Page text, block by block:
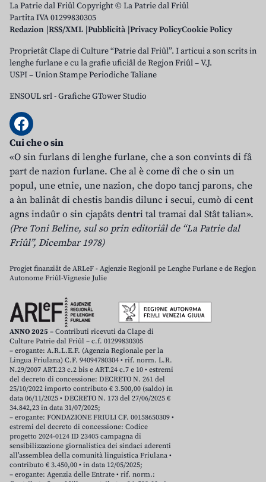
La Patrie dal Friûl Copyright © La Patrie dal Friûl
Partita IVA 01299830305
Redazion RSS/XML Pubblicità Privacy PolicyCookie Policy
Proprietât Clape di Culture “Patrie dal Friûl”. I articui a son scrits in
lenghe furlane e cu la grafie uficiâl de Regjon Friûl – V.J.
USPI – Union Stampe Periodiche Taliane
ENSOUL srl-Grafiche GTower Studio
Cui che o sin
«O sin furlans di lenghe furlane, che a son convints di fâ
part de nazion furlane. Che al è come dî che o sin un
popul, une etnie, une nazion, che dopo tancj parons, che
a àn balinât di chestis bandis dilunc i secui, cumò di cent
agns indaûr o sin cjapâts dentri tal tramai dal Stât talian».
(Pre Toni Beline, sul so prin editoriâl de “La Patrie dal
Friûl”, Dicembar 1978)
Progjet finanziât de ARLeF - Agjenzie Regjonâl pe Lenghe Furlane e de Regjon
Autonome Friûl-Vignesie Julie
ANNO 2025 – Contributi ricevuti da Clape di
Culture Patrie dal Friûl – c.f. 01299830305
– erogante: A.R.L.E.F. (Agenzia Regionale per la
Lingua Friulana) C.F. 94094780304 • rif. norm. L.R.
N.29/2007 ART.23 c.2 bis e ART.24 c.7 e 10 • estremi
del decreto di concessione: DECRETO N. 261 del
25/10/2022 importo contributo € 3.500,00 (saldo) in
data 06/11/2025 • DECRETO N. 173 del 27/06/2025 €
34.842,23 in data 31/07/2025;
– erogante: FONDAZIONE FRIULI CF. 00158650309 •
estremi del decreto di concessione: Codice
progetto 2024-0124 ID 23405 campagna di
sensibilizzazione giornalistica dei sindaci aderenti
all’assemblea della comunità linguistica Friulana •
contributo € 3.450,00 • in data 12/05/2025;
– erogante: Agenzia delle Entrate • rif. norm.: